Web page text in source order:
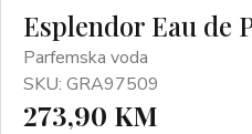
Esplendor Eau de
Parfemska voda
SKU: GRA97509
273,90 KM